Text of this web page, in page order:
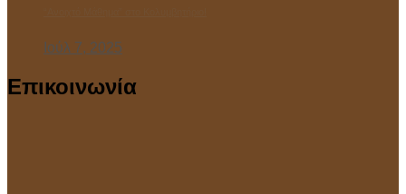
Ιούλ 7, 2025
Επικοινωνία